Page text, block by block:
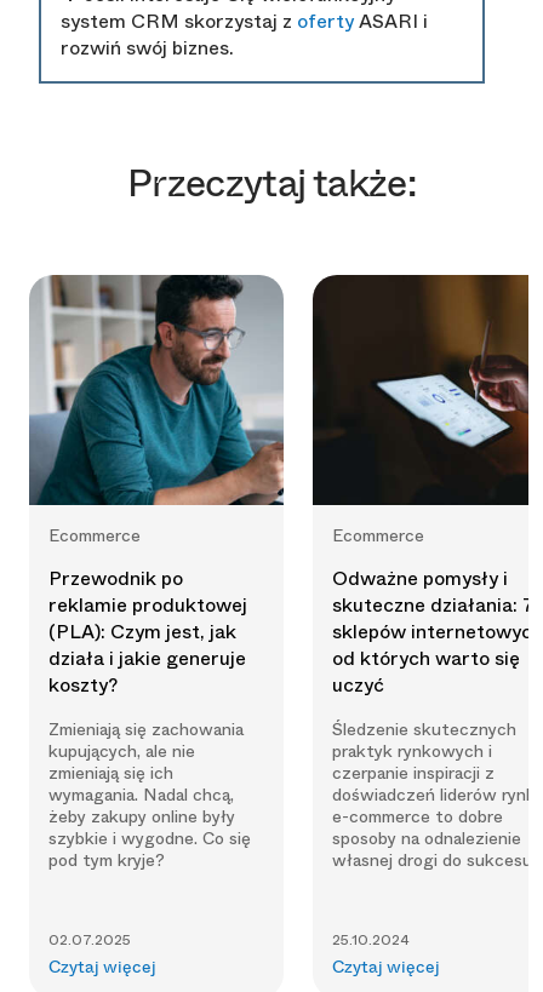
system CRM skorzystaj z ofertyASARI i
rozwiń swój biznes.
Przeczytaj także:
Ecommerce
Przewodnik po
reklamie produktowej
(PLA): Czym jest, jak
działa i jakie generuje
koszty?
Zmieniają się zachowania
kupujących, ale nie
zmieniają się ich
wymagania. Nadal chcą,
żeby zakupy online były
szybkie i wygodne. Co się
pod tym kryje?
02.07.2025
Czytaj więcej
Ecommerce
Odważne pomysły i
skuteczne działania: 7
sklepów
od których warto się
uczyć
Śledzenie skutecznych
praktyk rynkowych i
czerpanie inspiracji z
doświadczeń liderów
e-commerce to dobre
sposoby na odnalezienie
własnej drogi do sukcesu.
25.10.2024
Czytaj więcej